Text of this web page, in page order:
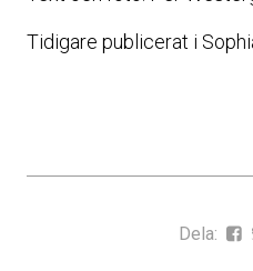
Tidigare publicerat i
Dela: